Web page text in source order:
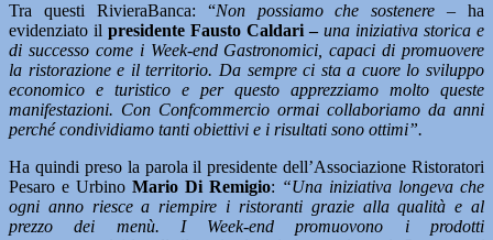
Tra questi RivieraBanca: “Non possiamo che sostenere – ha
evidenziato il presidente Fausto Caldari – una iniziativa storica e
di successo come i Week-end Gastronomici, capaci di promuovere
la ristorazione e il territorio. Da sempre ci sta a cuore lo sviluppo
economico e turistico e per questo apprezziamo molto queste
manifestazioni. Con Confcommercio ormai collaboriamo da anni
perché condividiamo tanti obiettivi e i risultati sono ottimi”.
Ha quindi preso la parola il presidente dell’Associazione Ristoratori
Pesaro e Urbino Mario Di Remigio: “Una iniziativa longeva che
ogni anno riesce a riempire i ristoranti grazie alla qualità e al
prezzo dei menù. I Week-end promuovono i prodotti